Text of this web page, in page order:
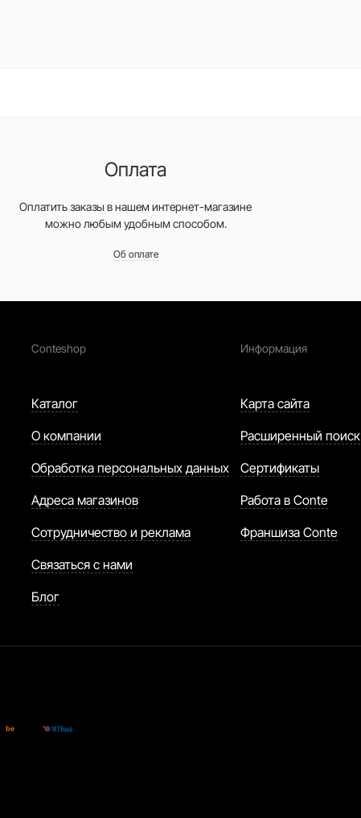
Оплата
Оплатить заказы в нашем интернет-магазине
можно любым удобным способом.
Об оплате
Conteshop
Каталог
О компании
Обработка персональных данных
Адреса магазинов
Сотрудничество и реклама
Связаться с нами
Блог
Информация
Карта сайта
Расширенный поиск
Сертификаты
Работа в Conte
Франшиза Conte